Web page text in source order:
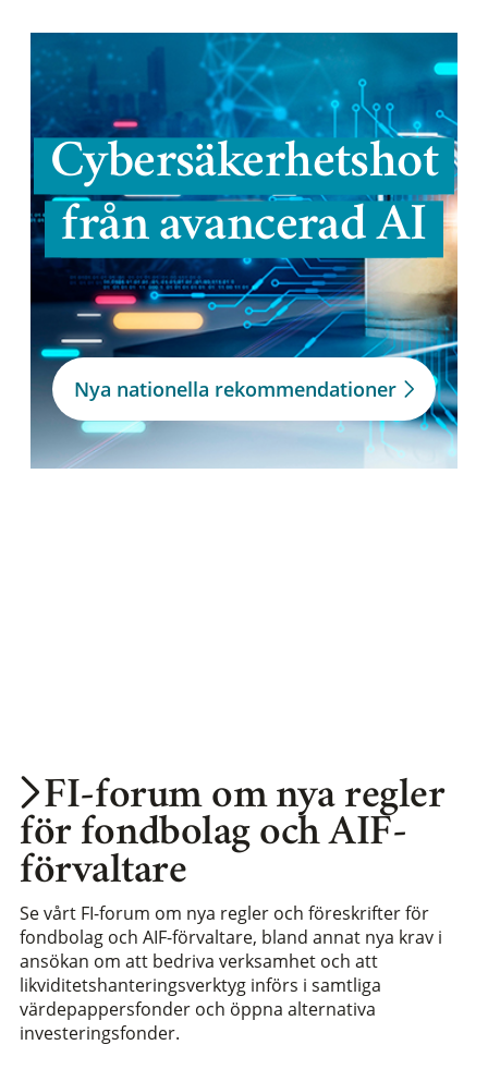
Cybersäkerhetshot
från avancerad AI
Nya nationella rekommendationer
FI-forum om nya regler
för fondbolag och AIF-
förvaltare
Se vårt FI-forum om nya regler och föreskrifter för
fondbolag och AIF-förvaltare, bland annat nya krav i
ansökan om att bedriva verksamhet och att
likviditetshanteringsverktyg införs i samtliga
värdepappersfonder och öppna alternativa
investeringsfonder.